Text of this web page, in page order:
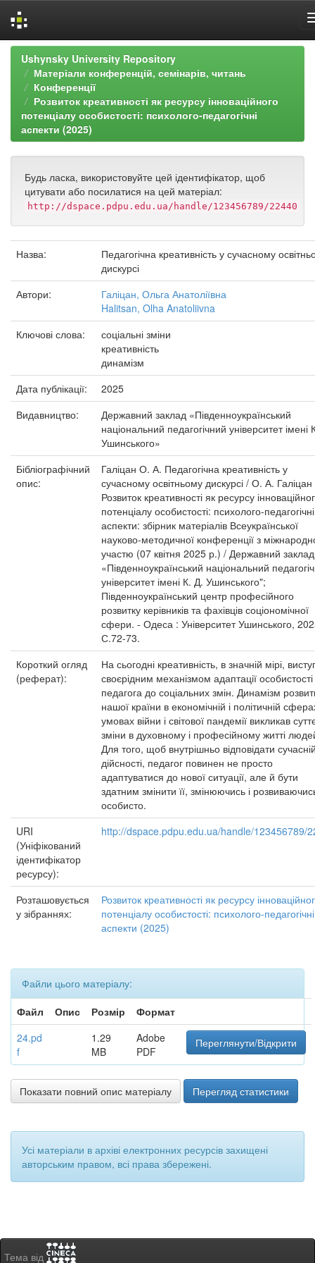
Skip
navigation
Ushynsky University Repository
Матеріали конференцій, семінарів, читань
Конференції
Розвиток креативності як ресурсу інноваційного
потенціалу особистості: психолого-педагогічні
аспекти (2025)
Будь ласка, використовуйте цей ідентифікатор, щоб
цитувати або посилатися на цей матеріал:
http://dspace.pdpu.edu.ua/handle/123456789/22440
Назва:
Педагогічна креативність у сучасному
дискурсі
Автори:
Галіцан, Ольга Анатоліївна
Halitsan, Olha Anatoliivna
Ключові слова:
соціальні зміни
креативність
динамізм
Дата публікації:
2025
Видавництво:
Державний заклад «Південноукраїнський
національний педагогічний університет імені
Ушинського»
Бібліографічний
опис:
Галіцан О. А. Педагогічна креативність у
сучасному освітньому дискурсі / О. А.
Розвиток креативності як ресурсу
потенціалу особистості: психолого-педагогічні
аспекти: збірник матеріалів Всеукраїнської
науково-методичної конференції з
участю (07 квітня 2025 р.) / Державний заклад
«Південноукраїнський національний
університет імені К. Д. Ушинського";
Південноукраїнський центр професійного
розвитку керівників та фахівців соціономічної
сфери. - Одеса : Університет Ушинського,
С.72-73.
Короткий огляд
(реферат):
На сьогодні креативність, в значній мірі,
своєрідним механізмом адаптації особистості
педагога до соціальних змін. Динамізм
нашої країни в економічній і політичній
умовах війни і світової пандемії викликав
зміни в духовному і професійному житті
Для того, щоб внутрішньо відповідати
дійсності, педагог повинен не просто
адаптуватися до нової ситуації, але й бути
здатним змінити її, змінюючись і
особисто.
URI
(Уніфікований
ідентифікатор
ресурсу):
http://dspace.pdpu.edu.ua/handle/123456789/
Розташовується
у зібраннях:
Розвиток креативності як ресурсу
потенціалу особистості: психолого-педагогічні
аспекти (2025)
Файли цього матеріалу:
Файл
Опис Розмір
Формат
24.pd
f
1.29
MB
Adobe
PDF
Переглянути/Відкрити
Показати повний опис матеріалу Перегляд статистики
Усі матеріали в архіві електронних ресурсів захищені
авторським правом, всі права збережені.
Тема від